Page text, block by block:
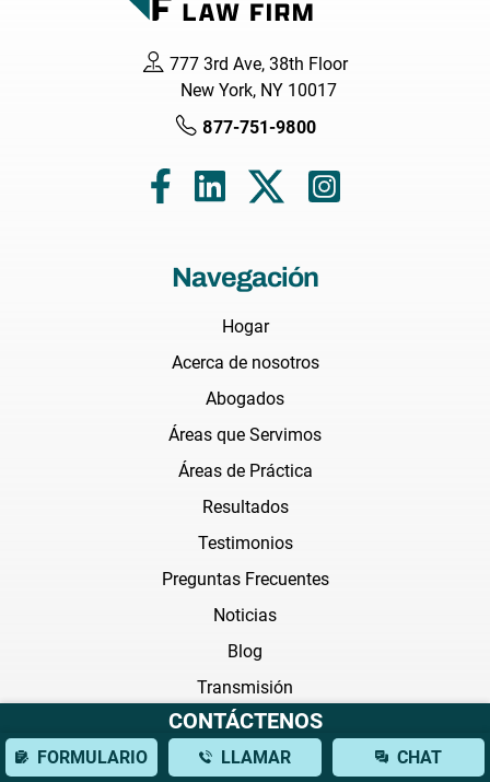
777 3rd Ave, 38th Floor
New York, NY 10017
877-751-9800
Navegación
Hogar
Acerca de nosotros
Abogados
Áreas que Servimos
Áreas de Práctica
Resultados
Testimonios
Preguntas Frecuentes
Noticias
Blog
Transmisión
Areas de práctica
CONTÁCTENOS
FORMULARIO LLAMAR CHAT